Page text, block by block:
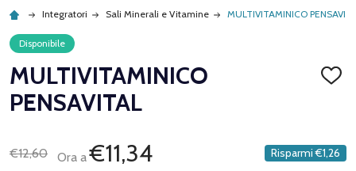
Integratori Sali Minerali e Vitamine MULTIVITAMINICO
Disponibile
MULTIVITAMINICO
PENSAVITAL
€12,60
Ora a€11,34 Risparmi €1,26